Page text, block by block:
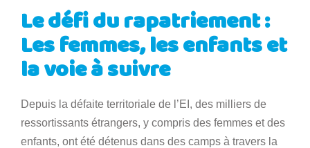
Le défi du rapatriement :
Les femmes, les enfants et
la voie à suivre
Depuis la défaite territoriale de l’EI, des milliers de
ressortissants étrangers, y compris des femmes et des
enfants, ont été détenus dans des camps à travers la